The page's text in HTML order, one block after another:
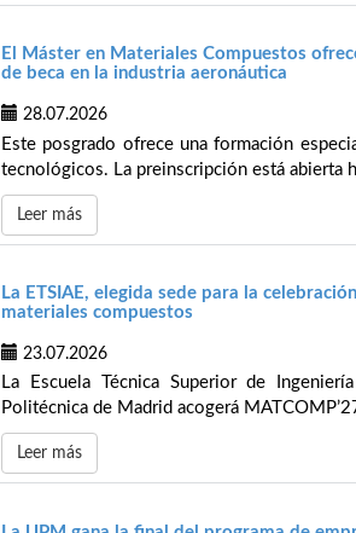
El Máster en Materiales Compuestos
de beca en la industria aeronáutica
28.07.2026
Este posgrado ofrece una formación
tecnológicos. La preinscripción está abierta
Leer más
La ETSIAE, elegida sede para la
materiales compuestos
23.07.2026
La Escuela Técnica Superior de
Politécnica de Madrid acogerá
Leer más